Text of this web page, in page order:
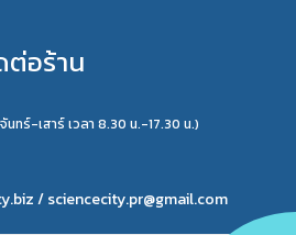
อร้าน
นทร์-เสาร์ เวลา 8.30 น.-17.30 น.)
/ sciencecity.pr@gmail.com